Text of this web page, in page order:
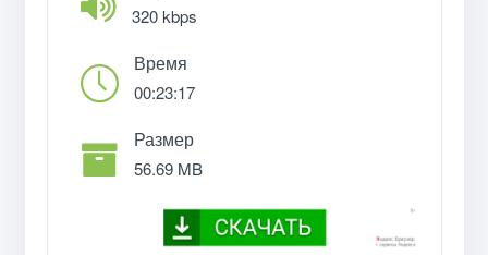
320 kbps
Время
00:23:17
Размер
56.69 MB